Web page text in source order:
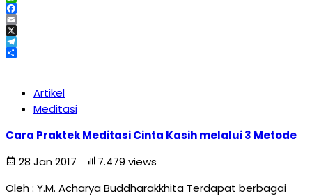
WhatsApp
Facebook
Email
X
Telegram
Artikel
Meditasi
Cara Praktek Meditasi Cinta Kasih melalui 3 Metode
28 Jan 2017
7.479 views
Oleh : Y.M. Acharya Buddharakkhita Terdapat berbagai